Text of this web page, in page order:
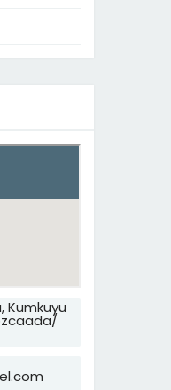
Kumkuyu